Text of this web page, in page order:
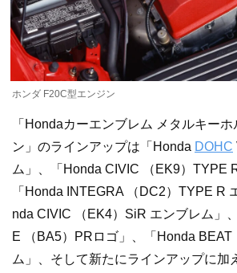
ホンダ F20C型エンジン
「Hondaカーエンブレム メタルキー
ン」のラインアップは「Honda DOHC
ム」、「Honda CIVIC （EK9）TYPE
「Honda INTEGRA （DC2）TYPE R
nda CIVIC （EK4）SiR エンブレム」
E （BA5）PRロゴ」、「Honda BEAT
ム」、そして新たにラインアップに加